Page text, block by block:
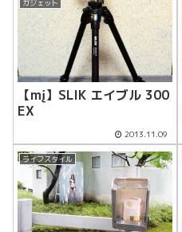
ガジェット
【mį】SLIK エイブル 300
EX
2013.11.09
ライフスタイル